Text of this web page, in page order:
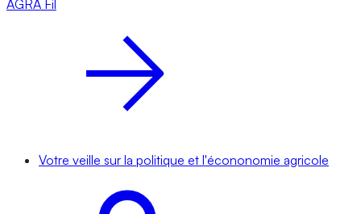
AGRA Fil
Votre veille sur la politique et l'écononomie agricole